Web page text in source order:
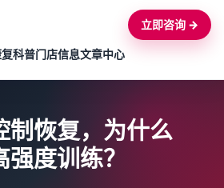
复科普门店信息文章中心
立即咨询 →
制恢复，为什么
度训练？